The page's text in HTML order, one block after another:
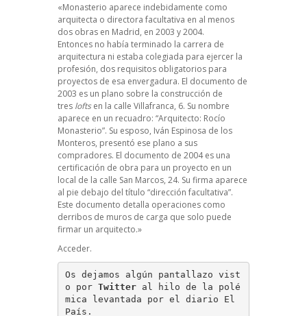
«Monasterio aparece indebidamente como
arquitecta o directora facultativa en al menos
dos obras en Madrid, en 2003 y 2004.
Entonces no había terminado la carrera de
arquitectura ni estaba colegiada para ejercer la
profesión, dos requisitos obligatorios para
proyectos de esa envergadura. El documento de
2003 es un plano sobre la construcción de
tres loftsen la calle Villafranca, 6. Su nombre
aparece en un recuadro: “Arquitecto: Rocío
Monasterio”. Su esposo, Iván Espinosa de los
Monteros, presentó ese plano a sus
compradores. El documento de 2004es una
certificación de obra para un proyecto en un
local de la calle San Marcos, 24. Su firma aparece
al pie debajo del título “dirección facultativa”.
Este documento detalla operaciones como
derribos de muros de carga que solo puede
firmar un arquitecto.»
Acceder.
Os dejamos algún pantallazo vist
o por Twitter al hilo de la polé
mica levantada por el diario El